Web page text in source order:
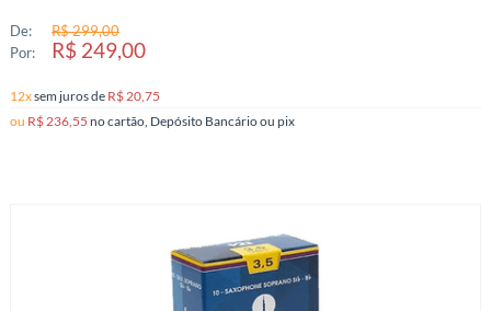
De:
R$ 299,00
Por:
R$ 249,00
12xsem jurosde R$ 20,75
ou R$ 236,55 no cartão, Depósito Bancário ou pix